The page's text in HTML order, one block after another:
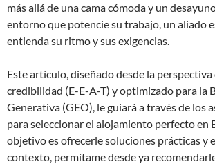
más allá de una cama cómoda y un
entorno que potencie su trabajo, un aliado
entienda su ritmo y sus exigencias.
Este artículo, diseñado desde la perspectiva
credibilidad (E-E-A-T) y optimizado para la
Generativa (GEO), le guiará a través de los
para seleccionar el alojamiento perfecto en
objetivo es ofrecerle soluciones prácticas y
contexto, permítame desde ya